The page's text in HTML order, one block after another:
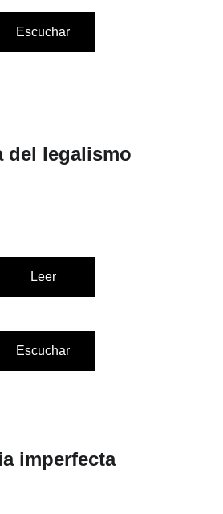
Escuchar
del legalismo
Escuchar
Leer
imperfecta